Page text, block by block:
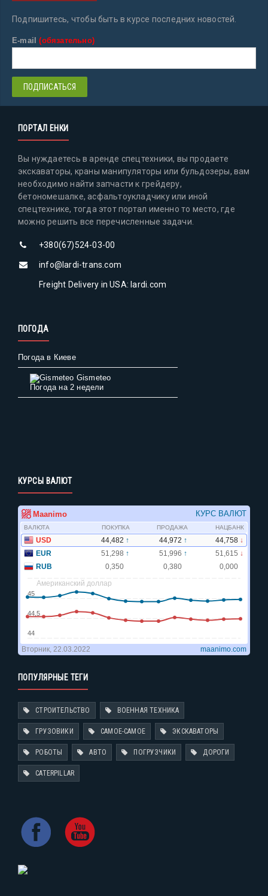
Подпишитесь, чтобы быть в курсе последних новостей.
E-mail(обязательно)
ПОРТАЛ ЕНКИ
Вы нуждаетесь в аренде спецтехники, вы продаете
экскаваторы, краны манипуляторы или бульдозеры, вам
необходимо найти запчасти к грейдеру,
бетономешалке, асфальтоукладчику или иной
спецтехнике, тогда этот портал именно то место, где
можно решить все перечисленные задачи.
+380(67)524-03-00
info@lardi-trans.com
Freight Delivery in USA: lardi.com
ПОГОДА
Погода в Киеве
Gismeteo
Погода на 2 недели
КУРСЫ ВАЛЮТ
ПОПУЛЯРНЫЕ ТЕГИ
СТРОИТЕЛЬСТВО ВОЕННАЯ ТЕХНИКА
ГРУЗОВИКИ САМОЕ-САМОЕ ЭКСКАВАТОРЫ
РОБОТЫ АВТО ПОГРУЗЧИКИ ДОРОГИ
CATERPILLAR